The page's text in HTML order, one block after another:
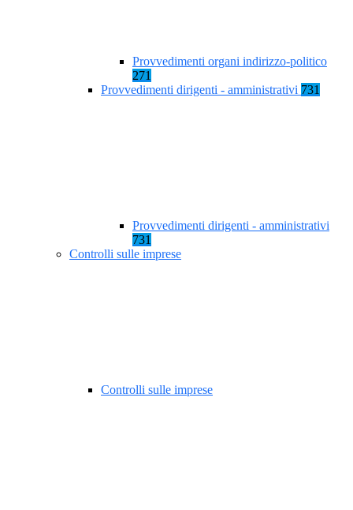
Provvedimenti organi indirizzo-politico
271
Provvedimenti dirigenti - amministrativi 731
Provvedimenti dirigenti - amministrativi
731
Controlli sulle imprese
Controlli sulle imprese